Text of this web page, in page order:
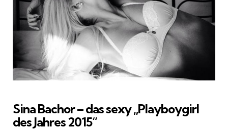
Sina Bachor – das sexy „Playboygirl
des Jahres 2015“